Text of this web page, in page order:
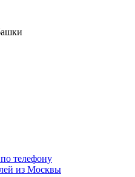
по телефону
из Москвы